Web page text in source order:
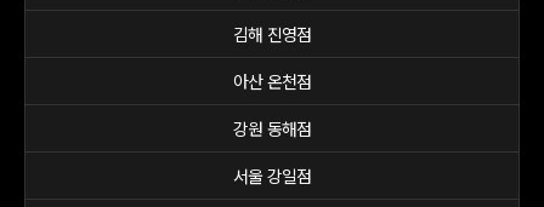
김해 진영점
아산 온천점
강원 동해점
서울 강일점